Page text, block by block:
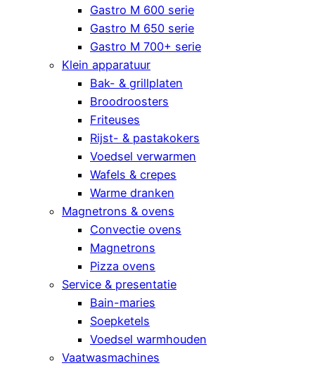
Gastro M 600 serie
Gastro M 650 serie
Gastro M 700+ serie
Klein apparatuur
Bak- & grillplaten
Broodroosters
Friteuses
Rijst- & pastakokers
Voedsel verwarmen
Wafels & crepes
Warme dranken
Magnetrons & ovens
Convectie ovens
Magnetrons
Pizza ovens
Service & presentatie
Bain-maries
Soepketels
Voedsel warmhouden
Vaatwasmachines